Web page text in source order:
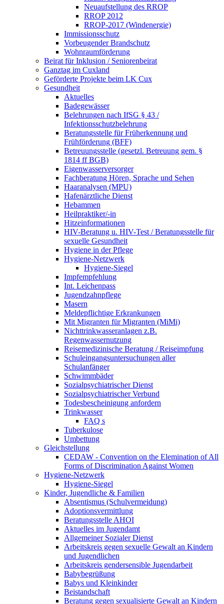
Neuaufstellung des RROP
RROP 2012
RROP-2017 (Windenergie)
Immissionsschutz
Vorbeugender Brandschutz
Wohnraumförderung
Beirat für Inklusion / Seniorenbeirat
Ganztag im Cuxland
Geförderte Projekte beim LK Cux
Gesundheit
Aktuelles
Badegewässer
Belehrungen nach IfSG § 43 /
Infektionsschutzbelehrung
Beratungsstelle für Früherkennung und
Frühförderung (BFF)
Betreuungsstelle (gesetzl. Betreuung gem. §
1814 ff BGB)
Eigenwasserversorger
Fachberatung Hören, Sprache und Sehen
Haaranalysen (MPU)
Hafenärztliche Dienst
Hebammen
Heilpraktiker/-in
Hitzeinformationen
HIV-Beratung u. HIV-Test / Beratungsstelle für
sexuelle Gesundheit
Hygiene in der Pflege
Hygiene-Netzwerk
Hygiene-Siegel
Impfempfehlung
Int. Leichenpass
Jugendzahnpflege
Masern
Meldepflichtige Erkrankungen
Mit Migranten für Migranten (MiMi)
Nichttrinkwasseranlagen z.B.
Regenwassernutzung
Reisemedizinische Beratung / Reiseimpfung
Schuleingangsuntersuchungen aller
Schulanfänger
Schwimmbäder
Sozialpsychiatrischer Dienst
Sozialpsychiatrischer Verbund
Todesbescheinigung anfordern
Trinkwasser
FAQ s
Tuberkulose
Umbettung
Gleichstellung
CEDAW - Convention on the Elemination of All
Forms of Discrimination Against Women
Hygiene-Netzwerk
Hygiene-Siegel
Kinder, Jugendliche & Familien
Absentismus (Schulvermeidung)
Adoptionsvermittlung
Beratungsstelle AHOI
Aktuelles im Jugendamt
Allgemeiner Sozialer Dienst
Arbeitskreis gegen sexuelle Gewalt an Kindern
und Jugendlichen
Arbeitskreis gendersensible Jugendarbeit
Babybegrüßung
Babys und Kleinkinder
Beistandschaft
Beratung gegen sexualisierte Gewalt an Kindern